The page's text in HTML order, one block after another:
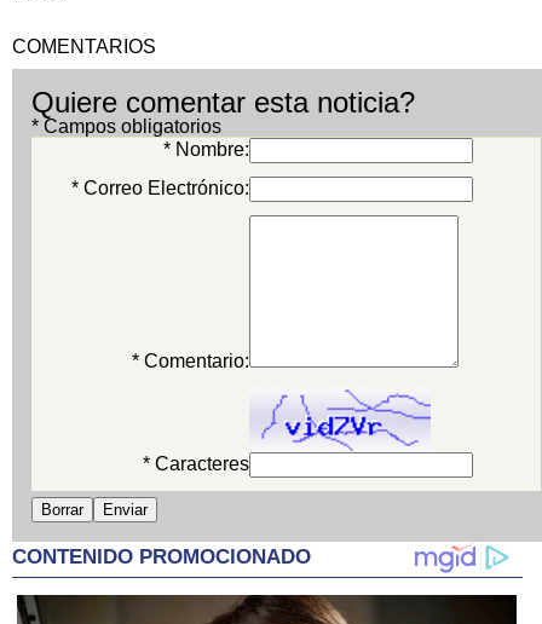
COMENTARIOS
Quiere comentar esta noticia?
* Campos obligatorios
* Nombre:
* Correo Electrónico:
* Comentario:
* Caracteres